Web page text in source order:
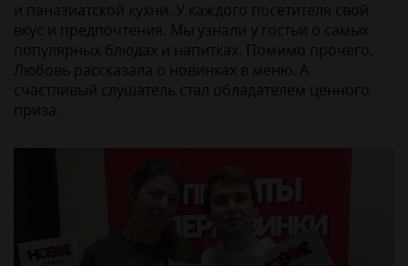
и паназиатской кухни. У каждого посетителя свой
вкус и предпочтения. Мы узнали у гостьи о самых
популярных блюдах и напитках. Помимо прочего,
Любовь рассказала о новинках в меню. А
счастливый слушатель стал обладателем ценного
приза.